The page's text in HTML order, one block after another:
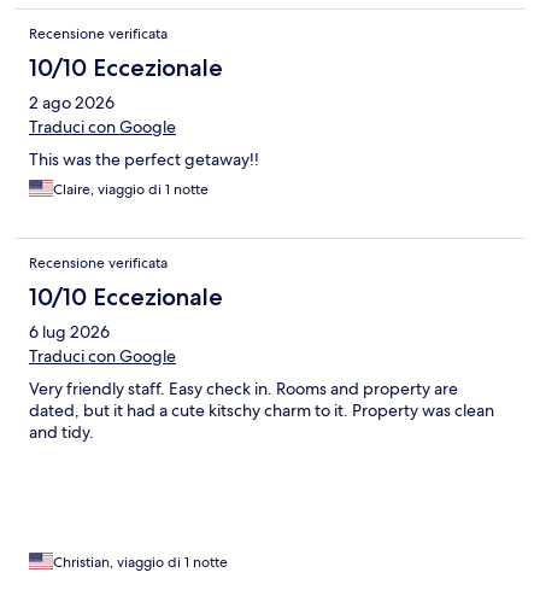
Recensione verificata
10/10 Eccezionale
2 ago 2026
Traduci con Google
This was the perfect getaway!!
Claire, viaggio di 1 notte
Recensione verificata
10/10 Eccezionale
6 lug 2026
Traduci con Google
Very friendly staff. Easy check in. Rooms and property are
dated, but it had a cute kitschy charm to it. Property was clean
and tidy.
Christian, viaggio di 1 notte